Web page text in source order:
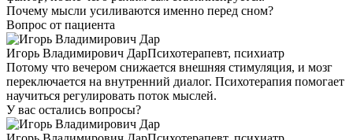
Почему мысли усиливаются именно перед сном?
Вопрос от пациента
Игорь Владимирович ДарПсихотерапевт, психиатр
Потому что вечером снижается внешняя стимуляция, и мозг
переключается на внутренний диалог. Психотерапия помогает
научиться регулировать поток мыслей.
У вас остались вопросы?